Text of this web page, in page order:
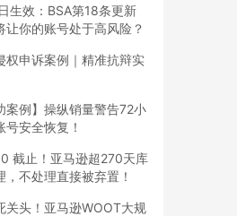
生效：BSA第18条更新
让你的账号处于高风险？
权申诉案例｜精准抗辩实
案例】操纵销量警告72小
安全恢复！
截止！亚马逊超270天库
不处理直接被弃置！
关头！亚马逊WOOT大规